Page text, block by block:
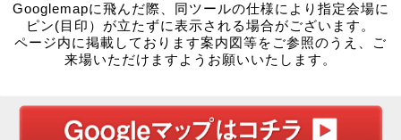
Googlemapに飛んだ際、同ツールの仕様により指定会場に
ピン(目印）が立たずに表示される場合がございます。
ページ内に掲載しております案内図等をご参照のうえ、ご
来場いただけますようお願いいたします。